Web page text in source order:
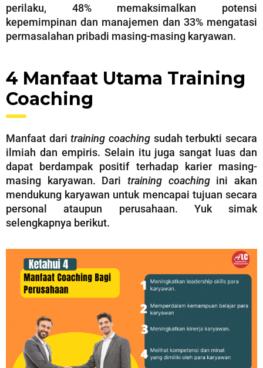
perilaku, 48% memaksimalkan potensi
kepemimpinan dan manajemen dan 33% mengatasi
permasalahan pribadi masing-masing karyawan.
4 Manfaat Utama Training
Coaching
Manfaat daritraining coaching sudah terbukti secara
ilmiah dan empiris. Selain itu juga sangat luas dan
dapat berdampak positif terhadap karier masing-
masing karyawan. Dari training coachingini akan
mendukung karyawan untuk mencapai tujuan secara
personal ataupun perusahaan. Yuk simak
selengkapnya berikut.